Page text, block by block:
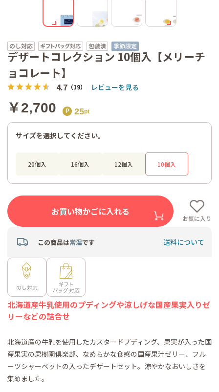
デザートコレクション 10個入【メリーチ
ョコレート】
4.7 （19） レビューを見る
￥2,700 25
サイズを選択してください。
20個入 16個入 12個入 10個入
お買い物かごに入れる
お気に入り
この商品は常温です 送料について
北海道産牛乳使用のプディングや涼しげな国産果実入りゼ
リーなどの詰合せ
北海道産の牛乳を使用したカスタードプディング、果実が入った国
産果実の果樹園倶楽部、なめらかな食感の国産果汁ゼリー、フル
ーツシャーベットの入ったデザートセット。涼やかなおいしさを
集めました。